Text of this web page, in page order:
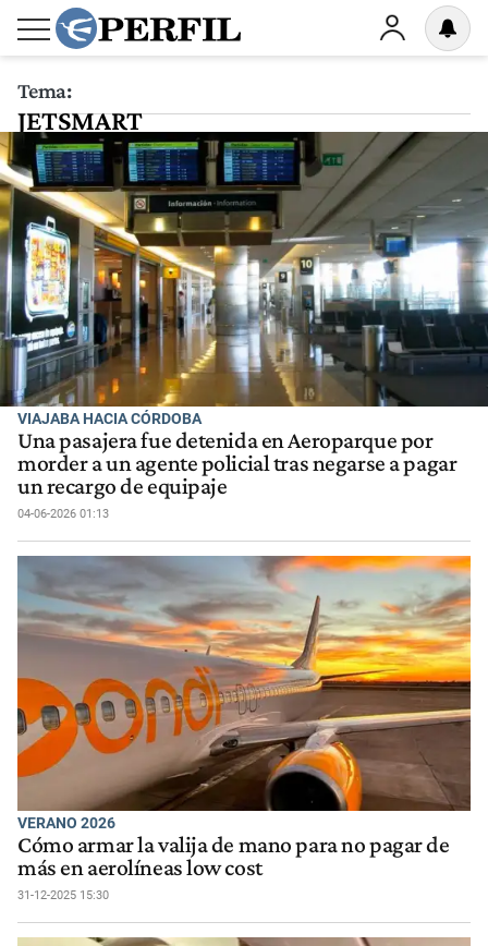
Tema:
JETSMART
VIAJABA HACIA CÓRDOBA
Una pasajera fue detenida en Aeroparque por
morder a un agente policial tras negarse a pagar
un recargo de equipaje
04-06-2026 01:13
VERANO 2026
Cómo armar la valija de mano para no pagar de
más en aerolíneas low cost
31-12-2025 15:30